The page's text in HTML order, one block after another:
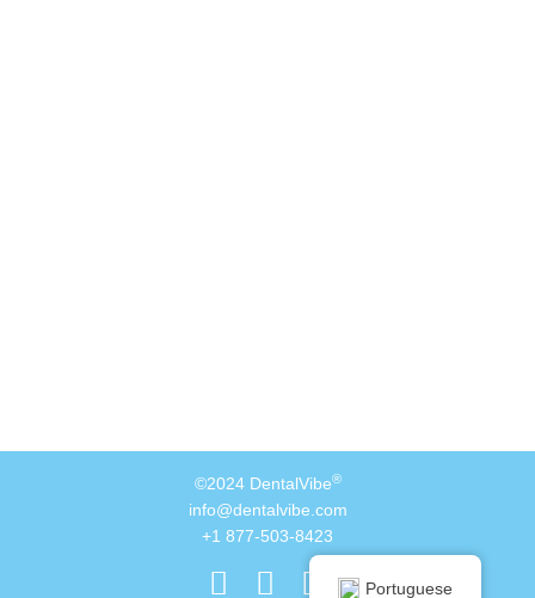
©2024 DentalVibe®
info@dentalvibe.com
+1 877-503-8423
Portuguese